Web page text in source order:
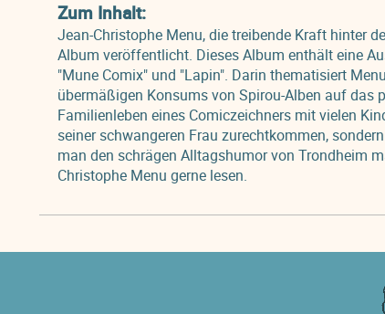
Zum Inhalt:
Jean-Christophe Menu, die treibende Kraft hinter
Album veröffentlicht. Dieses Album enthält eine
"Mune Comix" und "Lapin". Darin thematisiert
übermäßigen Konsums von Spirou-Alben auf das
Familienleben eines Comiczeichners mit vielen
seiner schwangeren Frau zurechtkommen,
man den schrägen Alltagshumor von Trondheim
Christophe Menu gerne lesen.